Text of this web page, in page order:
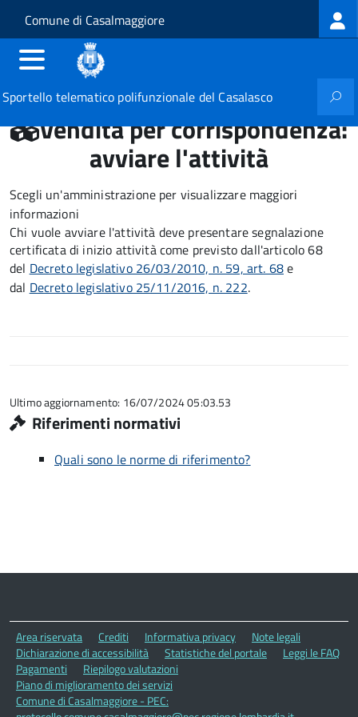
Salta al contenuto principale
Skip to site navigation
Comune di Casalmaggiore
Sportello telematico polifunzionale del Casalasco
Vendita per corrispondenza:
avviare l'attività
Scegli un'amministrazione per visualizzare maggiori
informazioni
Chi vuole avviare l'attività deve presentaresegnalazione
certificata di inizio attivitàcome previsto dall'articolo 68
del Decreto legislativo 26/03/2010, n. 59, art. 68e
dal Decreto legislativo 25/11/2016, n. 222.
Ultimo aggiornamento: 16/07/2024 05:03.53
Riferimenti normativi
Quali sono le norme di riferimento?
Area riservata Crediti Informativa privacy
Note legali
Dichiarazione di accessibilità
Statistiche del portale
Leggi le FAQ
Pagamenti
Riepilogo valutazioni
Piano di miglioramento dei servizi
Comune di Casalmaggiore - PEC: